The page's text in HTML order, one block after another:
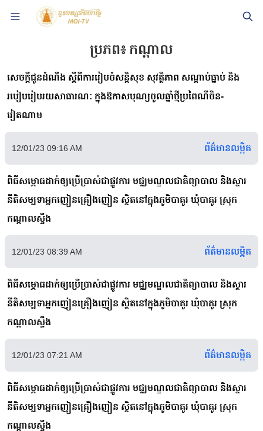
ប្រភព៖ កណ្តាល
សេចក្ដីជូនដំណឹង​ ស្ដី​ពី​ការ​រៀបចំ​សន្តិសុខ​ សុវត្ថិភាព​ សណ្ដាប់ធ្នាប់​ និង​
របៀបរៀបរយ​សាធារណៈ​ ក្នុង​ឱកាស​បុណ្យចូលឆ្នាំ​ថ្មី​ប្រពៃណី​ចិន​-​
វៀតណាម​
12/01/23 09:16 AM ព័ត៌មានលម្អិត
ពិធីសម្ភោធដាក់ឲ្យប្រើប្រាស់ជាផ្លូវការ មជ្ឈមណ្ឌលជាតិព្យាបាល និងស្ថារ
នីតិសម្បទាអ្នកញៀនគ្រឿងញៀន ស្ថិតនៅក្នុងភូមិបាគូរ ឃុំបាគូរ ស្រុក
កណ្ដាលស្ទឹង
12/01/23 08:39 AM ព័ត៌មានលម្អិត
ពិធីសម្ភោធដាក់ឲ្យប្រើប្រាស់ជាផ្លូវការ មជ្ឈមណ្ឌលជាតិព្យាបាល និងស្ថារ
នីតិសម្បទាអ្នកញៀនគ្រឿងញៀន ស្ថិតនៅក្នុងភូមិបាគូរ ឃុំបាគូរ ស្រុក
កណ្ដាលស្ទឹង
12/01/23 07:21 AM ព័ត៌មានលម្អិត
ពិធីសម្ភោធដាក់ឲ្យប្រើប្រាស់ជាផ្លូវការ មជ្ឈមណ្ឌលជាតិព្យាបាល និងស្ថារ
នីតិសម្បទាអ្នកញៀនគ្រឿងញៀន ស្ថិតនៅក្នុងភូមិបាគូរ ឃុំបាគូរ ស្រុក
កណ្ដាលស្ទឹង